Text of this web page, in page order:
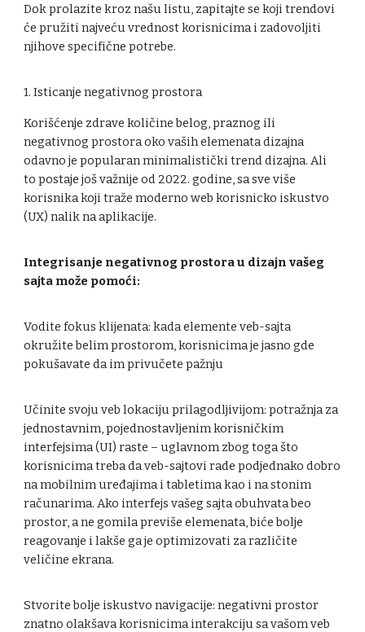
Dok prolazite kroz našu listu, zapitajte se koji trendovi
će pružiti najveću vrednost korisnicima i zadovoljiti
njihove specifične potrebe.
1. Isticanje negativnog prostora
Korišćenje zdrave količine belog, praznog ili
negativnog prostora oko vaših elemenata dizajna
odavno je popularan minimalistički trend dizajna. Ali
to postaje još važnije od 2022. godine, sa sve više
korisnika koji traže moderno web korisnicko iskustvo
(UX) nalik na aplikacije.
Integrisanje negativnog prostora u dizajn vašeg
sajta može pomoći:
Vodite fokus klijenata: kada elemente veb-sajta
okružite belim prostorom, korisnicima je jasno gde
pokušavate da im privučete pažnju
Učinite svoju veb lokaciju prilagodljivijom: potražnja za
jednostavnim, pojednostavljenim korisničkim
interfejsima (UI) raste – uglavnom zbog toga što
korisnicima treba da veb-sajtovi rade podjednako dobro
na mobilnim uređajima i tabletima kao i na stonim
računarima. Ako interfejs vašeg sajta obuhvata beo
prostor, a ne gomila previše elemenata, biće bolje
reagovanje i lakše ga je optimizovati za različite
veličine ekrana.
Stvorite bolje iskustvo navigacije: negativni prostor
znatno olakšava korisnicima interakciju sa vašom veb